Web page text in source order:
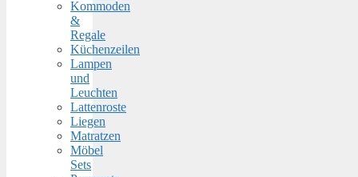
Kommoden
&
Regale
Küchenzeilen
Lampen
und
Leuchten
Lattenroste
Liegen
Matratzen
Möbel
Sets